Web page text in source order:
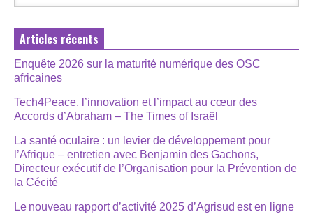
Articles récents
Enquête 2026 sur la maturité numérique des OSC
africaines
Tech4Peace, l’innovation et l’impact au cœur des
Accords d’Abraham – The Times of Israël
La santé oculaire : un levier de développement pour
l’Afrique – entretien avec Benjamin des Gachons,
Directeur exécutif de l’Organisation pour la Prévention de
la Cécité
Le nouveau rapport d’activité 2025 d’Agrisud est en ligne